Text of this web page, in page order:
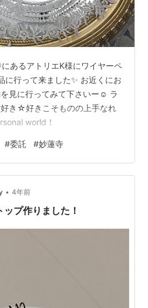
あるアトリエK様にワイヤーペ
に行って来ました✨️ お近くにお
見に行ってみて下さいー☺️ ラ
き☆好きこそものの上手なれ
world！
#委託 #妙蓮寺
• 4年前
プ作りました！